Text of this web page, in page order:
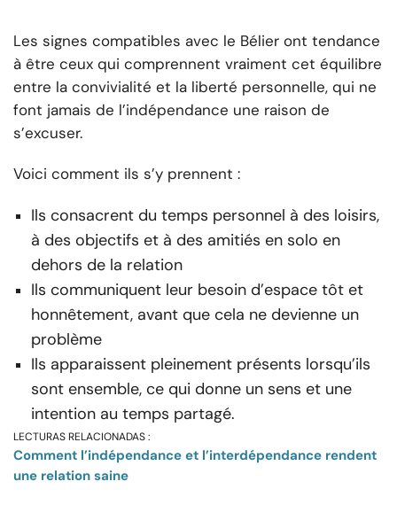
Les signes compatibles avec le Bélier ont tendance
à être ceux qui comprennent vraiment cet équilibre
entre la convivialité et la liberté personnelle, qui ne
font jamais de l’indépendance une raison de
s’excuser.
Voici comment ils s’y prennent :
Ils consacrent du temps personnel à des loisirs,
à des objectifs et à des amitiés en solo en
dehors de la relation
Ils communiquent leur besoin d’espace tôt et
honnêtement, avant que cela ne devienne un
problème
Ils apparaissent pleinement présents lorsqu’ils
sont ensemble, ce qui donne un sens et une
intention au temps partagé.
LECTURAS RELACIONADAS :
Comment l’indépendance et l’interdépendance rendent
une relation saine